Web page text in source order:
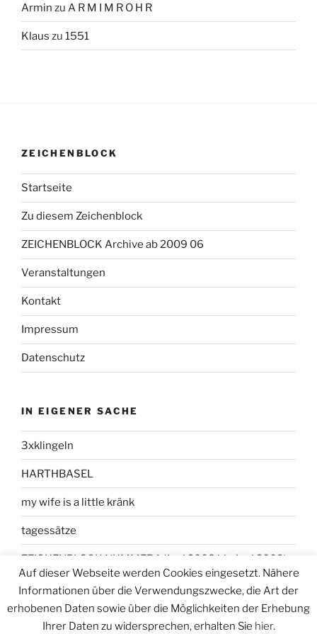
Armin zu A R M I M R O H R
Klaus zu 1551
ZEICHENBLOCK
Startseite
Zu diesem Zeichenblock
ZEICHENBLOCK Archive ab 2009 06
Veranstaltungen
Kontakt
Impressum
Datenschutz
IN EIGENER SACHE
3xklingeln
HARTHBASEL
my wife is a little kränk
tagessätze
ZEICHENBLOCK NUMMER 1 (Juni 2008 bis Juni 2009)
Auf dieser Webseite werden Cookies eingesetzt. Nähere
Informationen über die Verwendungszwecke, die Art der
erhobenen Daten sowie über die Möglichkeiten der Erhebung
Ihrer Daten zu widersprechen, erhalten Sie hier.